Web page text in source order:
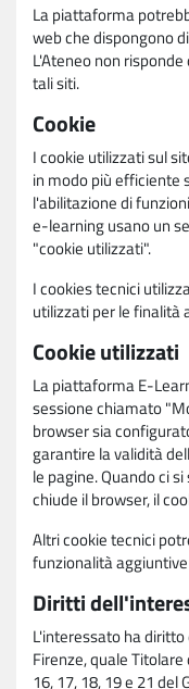
La piattaforma
web che dispongono
L'Ateneo non
tali siti.
Cookie
I cookie utilizzati sul
in modo più efficiente
l'abilitazione di
e-learning usano un
"cookie utilizzati".
I cookies tecnici
utilizzati per le finalità
Cookie utilizzati
La piattaforma E-
sessione chiamato
browser sia
garantire la validità
le pagine. Quando ci
chiude il browser, il
Altri cookie tecnici
funzionalità
Diritti
L'interessato ha
Firenze, quale
16, 17, 18, 19 e 21 del